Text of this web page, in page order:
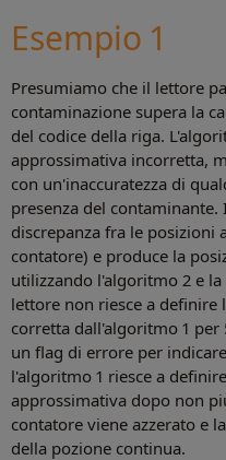
Esempio 1
Presumiamo che il lettore
contaminazione supera la
del codice della riga.
approssimativa incorretta,
con un'inaccuratezza di
presenza del
discrepanza fra le posizioni
contatore) e produce la
utilizzando l'algoritmo 2 e
lettore non riesce a definire
corretta dall'algoritmo 1
un flag di errore per
l'algoritmo 1 riesce a
approssimativa dopo non
contatore viene azzerato e
della pozione continua.